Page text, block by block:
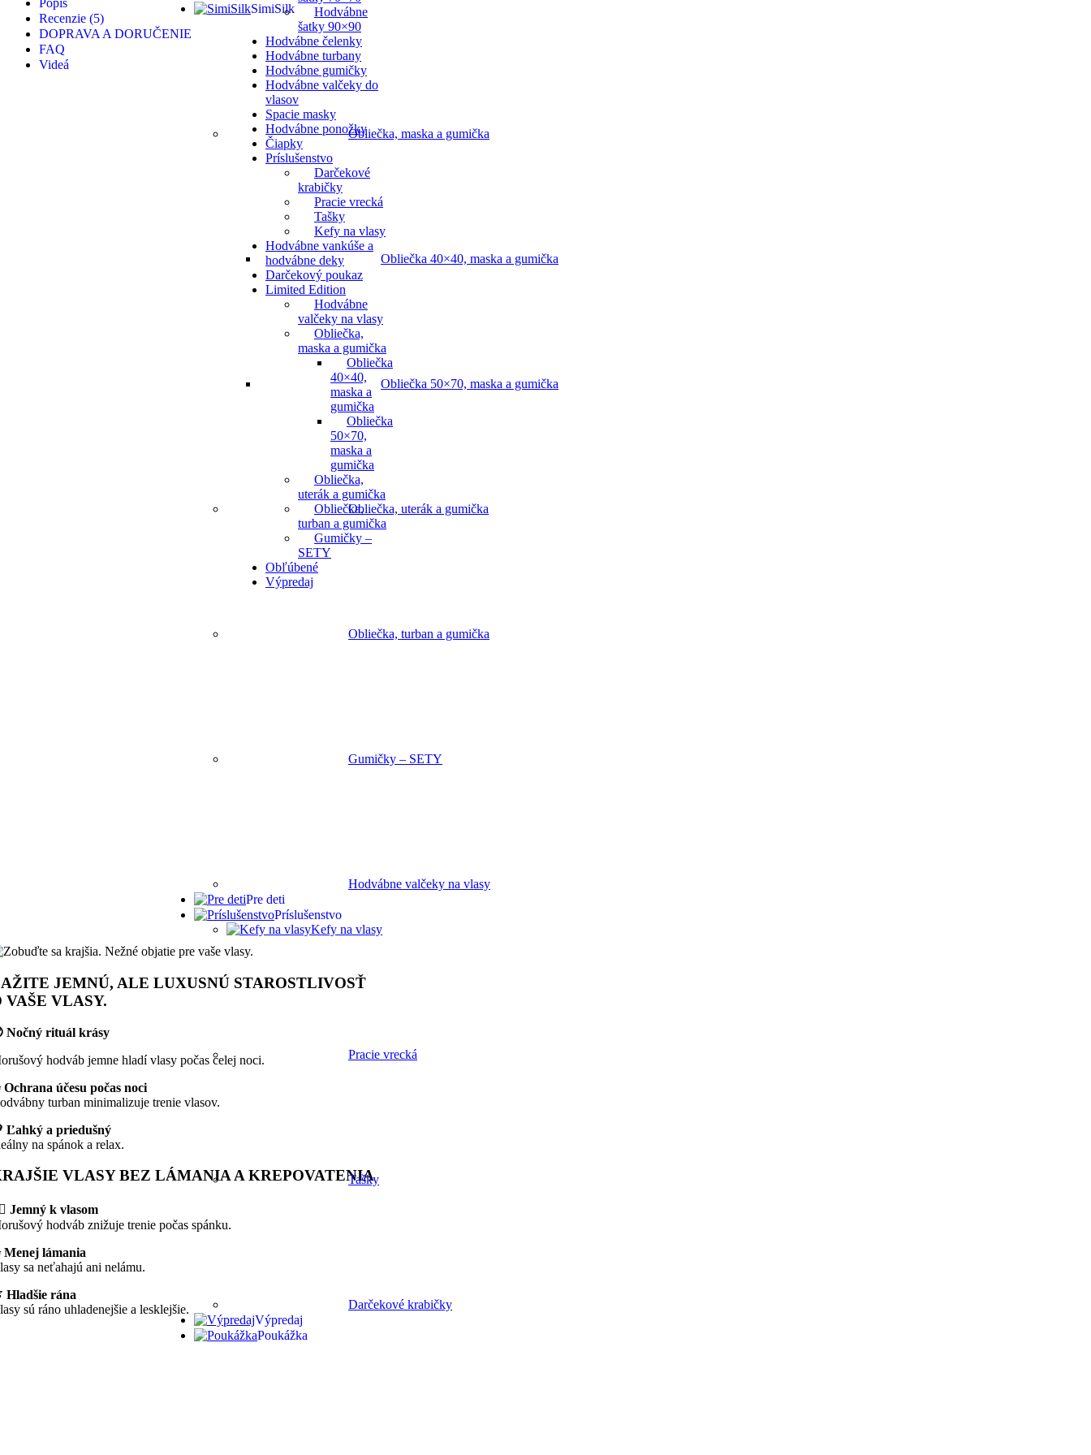
SimiSilk
Obliečka, maska a gumička
Obliečka 40×40, maska a gumička
Obliečka 50×70, maska a gumička
Obliečka, uterák a gumička
Obliečka, turban a gumička
Gumičky – SETY
Hodvábne valčeky na vlasy
Pre deti
Príslušenstvo
Kefy na vlasy
Pracie vrecká
Tašky
Darčekové krabičky
Výpredaj
Poukážka
Hodvábne
šatky 90×90
Hodvábne čelenky
Hodvábne turbany
Hodvábne gumičky
Hodvábne valčeky do
vlasov
Spacie masky
Hodvábne ponožky
Čiapky
Príslušenstvo
Darčekové
krabičky
Pracie vrecká
Tašky
Kefy na vlasy
Hodvábne vankúše a
hodvábne deky
Darčekový poukaz
Limited Edition
Hodvábne
valčeky na vlasy
Obliečka,
maska a gumička
Obliečka
40×40,
maska a
gumička
Obliečka
50×70,
maska a
gumička
Obliečka,
uterák a gumička
Obliečka,
turban a gumička
Gumičky –
SETY
Obľúbené
Výpredaj
Popis
Recenzie (5)
DOPRAVA A DORUČENIE
FAQ
Videá
JEMNÚ, ALE LUXUSNÚ STAROSTLIVOSŤ
VAŠE VLASY.
Nočný rituál krásy
hodváb jemne hladí vlasy počas celej noci.
Ochrana účesu počas noci
turban minimalizuje trenie vlasov.
Ľahký a priedušný
na spánok a relax.
VLASY BEZ LÁMANIA A KREPOVATENIA
Jemný k vlasom
hodváb znižuje trenie počas spánku.
Menej lámania
sa neťahajú ani nelámu.
Hladšie rána
sú ráno uhladenejšie a lesklejšie.